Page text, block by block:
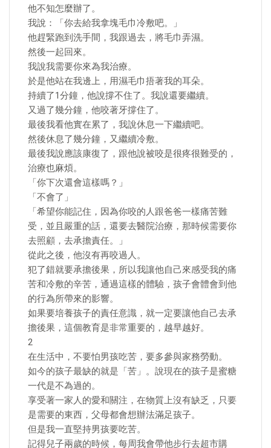
他不知怎麼辦了。
我說：「你去給我拿塊毛巾冷敷吧。」
他趕緊跑到洗手間，我跟過去，將毛巾弄濕。
然後一起回來。
我說我需要你來為我治療。
於是他站在我邊上，用濕毛巾捂著我的耳朵。
持續了1分鐘，他說撐不住了。我說還要繼續。
又過了幾分鐘，他咬著牙撐住了。
最後我看他實在累了，我說休息一下繼續吧。
然後休息了幾分鐘，又繼續冷敷。
最後我說應該康復了，跟他說被咬是很疼很難受的，
治療也麻煩。
「你下次還會這樣嗎？」
「不會了」
「希望你能記住，因為你咬的人跟爸爸一樣痛苦難
受，並且嚴重的話，還要去醫院治療，那時候需要你
去照顧，去承擔責任。」
從此之後，他沒有再咬過人。
犯了錯就要承擔後果，所以我讓他自己來感受我的痛
苦和冷敷的辛苦，通過這樣的體驗，孩子會體會到他
的行為所帶來的影響。
如果要培養孩子的責任意識，就一定要讓他自己去承
擔後果，這個教育是非常重要的，越早越好。
2
在生活中，不要怕男孩吃苦，要多參與家務勞動。
如今的孩子最缺的就是「苦」。說現在的孩子是蜜糖
一代是不為過的。
享受著一家人的愛和關注，在物質上沒有缺乏，只要
是需要的東西，父母都會想辦法滿足孩子。
但是我一直堅持男孩要吃苦。
記得兒子兩歲的時候，每周我會帶他步行去超市購